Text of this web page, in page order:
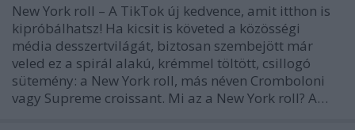
New York roll – A TikTok új kedvence, amit itthon is
kipróbálhatsz! Ha kicsit is követed a közösségi
média desszertvilágát, biztosan szembejött már
veled ez a spirál alakú, krémmel töltött, csillogó
sütemény: a New York roll, más néven Cromboloni
vagy Supreme croissant. Mi az a New York roll? A…